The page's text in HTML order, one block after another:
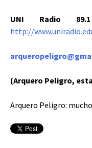
UNI Radio
http://
(Arquero Peligro,
Arquero Peligro: